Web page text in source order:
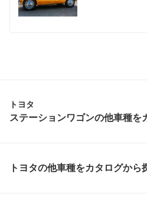
トヨタ
ステーションワゴンの他車種を
アベンシスワゴン
トヨタの他車種をカタログから